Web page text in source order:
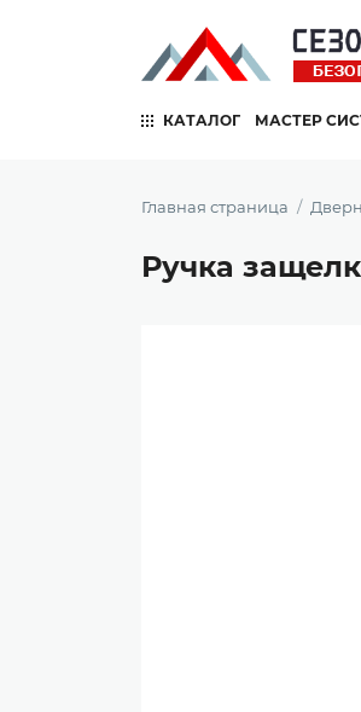
КАТАЛОГ МАСТЕР
Главная страница
Ручка